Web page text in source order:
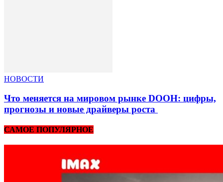
НОВОСТИ
Что меняется на мировом рынке DOOH: цифры,
прогнозы и новые драйверы роста
САМОЕ ПОПУЛЯРНОЕ